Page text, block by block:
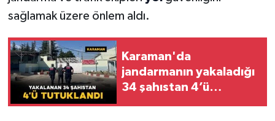
sağlamak üzere önlem aldı.
Karaman'da
jandarmanın yakaladığı
34 şahıstan 4’ü